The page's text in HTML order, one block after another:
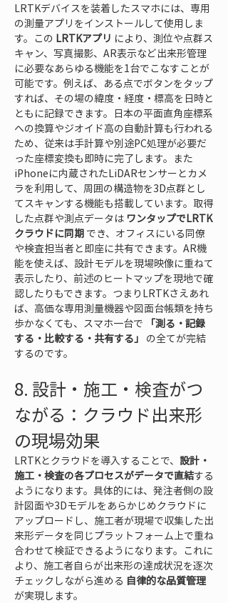
LRTKデバイスを装着したスマホには、専用
の測量アプリをインストールして使用しま
す。この LRTKアプリ により、測位や点群ス
キャン、写真撮影、AR表示など出来形管理
に必要なあらゆる機能を1台でこなすことが
可能です。例えば、ある点でボタンをタップ
すれば、その場の緯度・経度・標高を日時と
ともに記録できます。日本の平面直角座標系
への換算やジオイド高の自動計算も行われる
ため、従来は手計算や別途PC処理が必要だ
った座標変換も即時に完了します。また
iPhoneに内蔵されたLiDARセンサーとカメ
ラを利用して、周囲の構造物を3D点群とし
てスキャンする機能も搭載しています。取得
した点群や測点データは ワンタップでLRTK
クラウドに同期 でき、オフィスにいる同僚
や検査担当者と即座に共有できます。AR機
能を使えば、設計モデルを現場映像に重ねて
表示したり、前述のヒートマップを現地で確
認したりもできます。つまりLRTKさえあれ
ば、高価な専用測量機器や図面台帳類を持ち
歩かなくても、スマホ一台で
「測る・記録
する・比較する・共有する」 の全てが完結
するのです。
8. 設計・施工・検査がつ
ながる：クラウド出来形
の現場効果
LRTKとクラウドを導入することで、 設計・
施工・検査の各プロセスがデータで直結する
ようになります。具体的には、発注者側の設
計図面や3Dモデルをあらかじめクラウドに
アップロードし、施工者が現場で収集した出
来形データを同じプラットフォーム上で重ね
合わせて検証できるようになります。これに
より、施工者自らが出来形の達成状況を逐次
チェックしながら進める 自律的な品質管理
が実現します。